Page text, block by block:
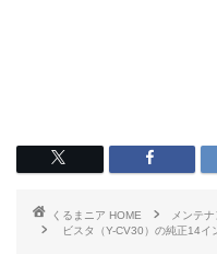
HOME メンテナ
ビスタ（Y-CV30）の純正14